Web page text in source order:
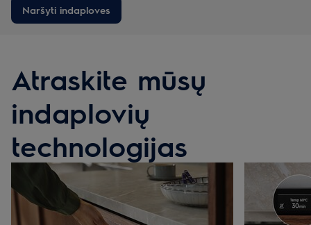
Naršyti indaploves
Atraskite mūsų
indaplovių
technologijas